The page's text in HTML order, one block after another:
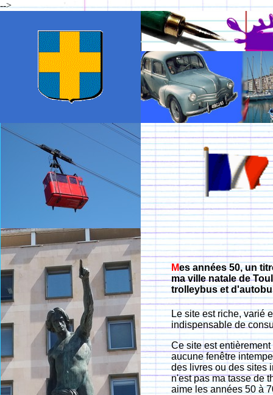
-->
Mes années 50, un
ma ville natale de
trolleybus et
Le site est riche, varié
indispensable de
Ce site est
aucune fenêtre
des livres ou des sites
n'est pas ma tasse de
aime les années 50 à